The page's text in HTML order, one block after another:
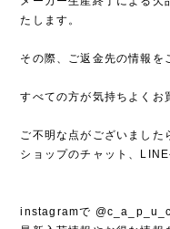
たします。
その際、ご返金先の情報を
すべての方が気持ちよくお
ご不明な点がございました
ショップのチャット、
instagramで